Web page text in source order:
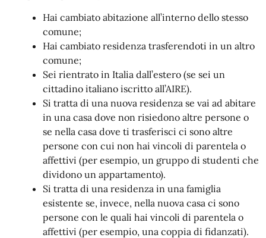
Hai cambiato abitazione all’interno dello stesso
comune;
Hai cambiato residenza trasferendoti in un altro
comune;
Sei rientrato in Italia dall’estero (se sei un
cittadino italiano iscritto all’AIRE).
Si tratta di una nuova residenza se vai ad abitare
in una casa dove non risiedono altre persone o
se nella casa dove ti trasferisci ci sono altre
persone con cui non hai vincoli di parentela o
affettivi (per esempio, un gruppo di studenti che
dividono un appartamento).
Si tratta di una residenza in una famiglia
esistente se, invece, nella nuova casa ci sono
persone con le quali hai vincoli di parentela o
affettivi (per esempio, una coppia di fidanzati).